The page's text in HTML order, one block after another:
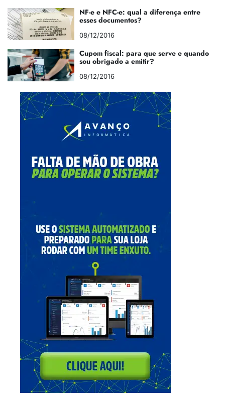
NF-e e NFC-e: qual a diferença entre
esses documentos?
08/12/2016
Cupom fiscal: para que serve e quando
sou obrigado a emitir?
08/12/2016